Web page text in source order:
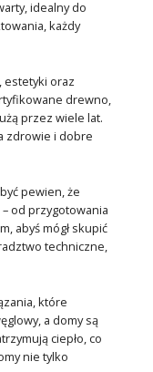
idealny do
każdy
estetyki oraz
drewno,
przez wiele lat.
zdrowie i dobre
pewien, że
od przygotowania
abyś mógł skupić
techniczne,
które
a domy są
ciepło, co
nie tylko